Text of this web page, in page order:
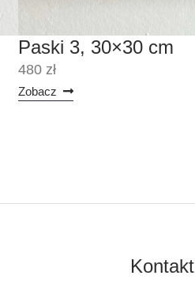
Paski 3, 30×30 cm
480 zł
Zobacz
Kontakt